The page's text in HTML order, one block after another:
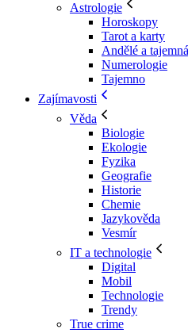
Astrologie
Horoskopy
Tarot a karty
Andělé a
Numerologie
Tajemno
Zajímavosti
Věda
Biologie
Ekologie
Fyzika
Geografie
Historie
Chemie
Jazykověda
Vesmír
IT a technologie
Digital
Mobil
Technologie
Trendy
True crime